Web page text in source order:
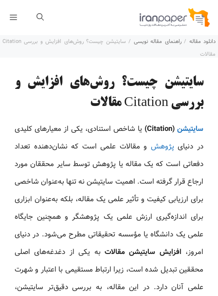
پرش
محتوا
دانلود مقاله /راهنمای مقاله نویسی /
سایتیشن چیست؟ روش‌های افزایش و بررسی Citation
مقالات
سایتیشن چیست؟ روش‌های افزایش و
بررسی Citation مقالات
سایتیشن (Citation)
یا شاخص استنادی، یکی از معیارهای کلیدی
در دنیای پژوهش و مقالات علمی است که نشان‌دهنده تعداد
دفعاتی است که یک مقاله یا پژوهش توسط سایر محققان مورد
ارجاع قرار گرفته است. اهمیت سایتیشن نه تنها به‌عنوان شاخصی
برای ارزیابی کیفیت و تأثیر علمی یک مقاله، بلکه به‌عنوان ابزاری
برای اندازه‌گیری ارزش علمی یک پژوهشگر و همچنین جایگاه
علمی یک دانشگاه یا مؤسسه تحقیقاتی مطرح می‌شود. در دنیای
امروز، افزایش سایتیشن مقالات به یکی از دغدغه‌های اصلی
محققین تبدیل شده است، زیرا ارتباط مستقیمی با اعتبار و شهرت
علمی آنان دارد. در این مقاله، به بررسی دقیق‌تر سایتیشن،